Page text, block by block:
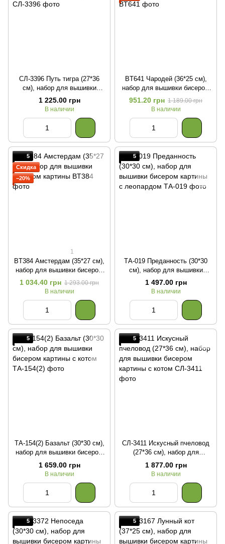
СЛ-3396 Путь тигра (27*36
см), набор для вышивки
бисером картины
1 225.00 грн
В наличии
BT641 Чародей (36*25 см),
набор для вышивки бисером
картины с котом
951.20 грн 1 189.00 грн
В наличии
5
Скидка
−20%
1
BT384 Амстердам (35*27 см),
набор для вышивки бисером
картины
1 034.40 грн 1 293.00 грн
В наличии
5
ТА-019 Преданность (30*30
см), набор для вышивки
бисером картины с леопардом
1 497.00 грн
В наличии
5
ТА-154(2) Базальт (30*30 см),
набор для вышивки бисером
картины с котом
1 659.00 грн
В наличии
5
СЛ-3411 Искусный пчеловод
(27*36 см), набор для
вышивки бисером картины с
1 877.00 грн
В наличии
5 5